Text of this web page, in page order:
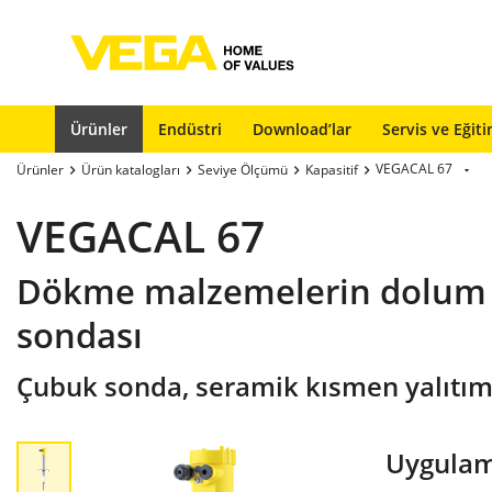
Ürünler Endüstri Download’lar Servis ve
Ürünler Ürün katalogları Seviye Ölçümü Kapasitif VEGACAL 67
VEGACAL 67
Dökme malzemelerin
sondası
Çubuk sonda, seramik kısmen